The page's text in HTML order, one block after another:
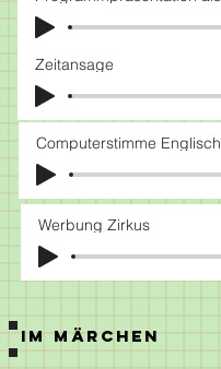
Zeitansage
Computerstimme Englisch
Werbung Zirkus
IM MÄRCHEN